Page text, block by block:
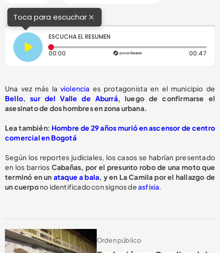
Toca para escuchar×
ESCUCHA EL RESUMEN
00:00 Tiempo transcurrido: 0 segundos 00:47
Una vez más la violencia es protagonista en el municipio de
Bello,sur del Valle de Aburrá, luego de confirmarse el
asesinato de dos hombres en zona urbana.
Lea también: Hombre de 29 años murió en ascensor de centro
comercial en Bogotá
Según los reportes judiciales, los casos se habrían presentado
en los barrios Cabañas, por el presunto robo de una moto que
terminó en un ataque a bala, y en La Camila por el hallazgo de
un cuerpono identificado con signos deasfixia.
Orden público